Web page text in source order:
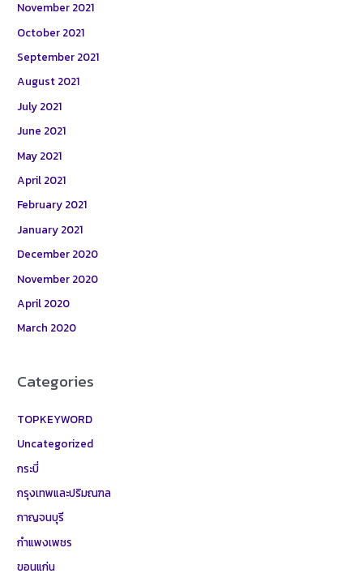
November 2021
October 2021
September 2021
August 2021
July 2021
June 2021
May 2021
April 2021
February 2021
January 2021
December 2020
November 2020
April 2020
March 2020
Categories
TOPKEYWORD
Uncategorized
กระบี่
กรุงเทพและปริมณฑล
กาญจนบุรี
กำแพงเพชร
ขอนแก่น